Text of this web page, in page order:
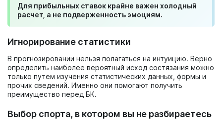
Для прибыльных ставок крайне важен холодный
расчет, а не подверженность эмоциям.
Игнорирование статистики
В прогнозировании нельзя полагаться на интуицию. Верно
определить наиболее вероятный исход состязания можно
только путем изучения статистических данных, формы и
прочих сведений. Именно они помогают получить
преимущество перед БК.
Выбор спорта, в котором вы не разбираетесь